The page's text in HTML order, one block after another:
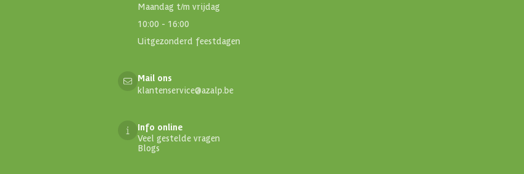
Maandag t/m vrijdag
10:00 - 16:00
Uitgezonderd feestdagen
Mail ons
klantenservice@azalp.be
Info online
Veel gestelde vragen
Blogs